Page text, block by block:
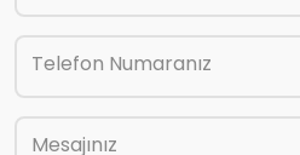
Telefon Numaranız
Mesajınız